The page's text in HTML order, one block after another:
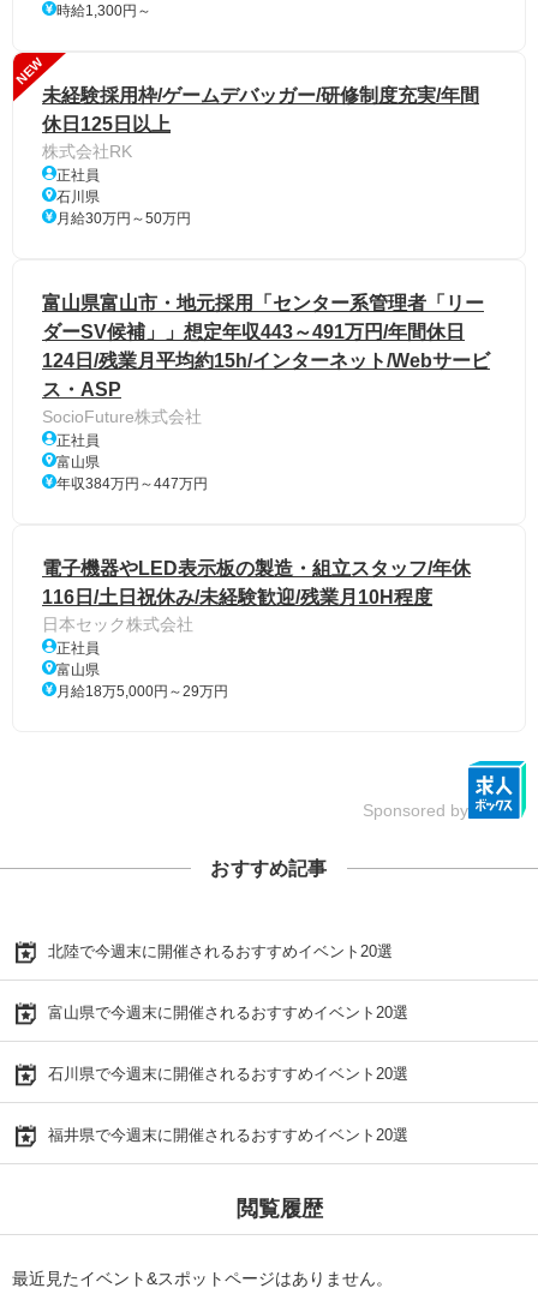
時給1,300円～
NEW
未経験採用枠/ゲームデバッガー/研修制度充実/年間
休日125日以上
株式会社RK
正社員
石川県
月給30万円～50万円
富山県富山市・地元採用「センター系管理者「リー
ダーSV候補」」想定年収443～491万円/年間休日
124日/残業月平均約15h/インターネット/Webサービ
ス・ASP
SocioFuture株式会社
正社員
富山県
年収384万円～447万円
電子機器やLED表示板の製造・組立スタッフ/年休
116日/土日祝休み/未経験歓迎/残業月10H程度
日本セック株式会社
正社員
富山県
月給18万5,000円～29万円
Sponsored by
おすすめ記事
北陸で今週末に開催されるおすすめイベント20選
富山県で今週末に開催されるおすすめイベント20選
石川県で今週末に開催されるおすすめイベント20選
福井県で今週末に開催されるおすすめイベント20選
閲覧履歴
最近見たイベント&スポットページはありません。